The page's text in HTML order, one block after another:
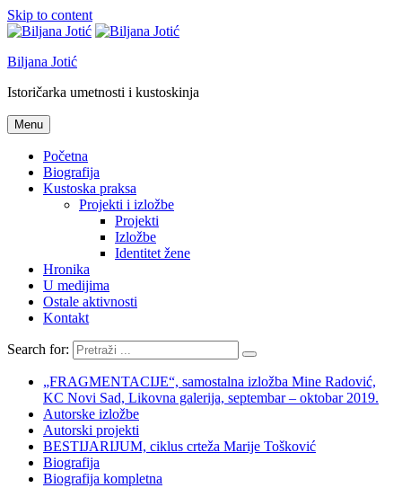
Skip to content
Biljana Jotić
Istoričarka umetnosti i kustoskinja
Menu
Početna
Biografija
Kustoska praksa
Projekti i izložbe
Projekti
Izložbe
Identitet žene
Hronika
U medijima
Ostale aktivnosti
Kontakt
Search for:
„FRAGMENTACIJE“, samostalna izložba Mine Radović,
KC Novi Sad, Likovna galerija, septembar – oktobar 2019.
Autorske izložbe
Autorski projekti
BESTIJARIJUM, ciklus crteža Marije Tošković
Biografija
Biografija kompletna